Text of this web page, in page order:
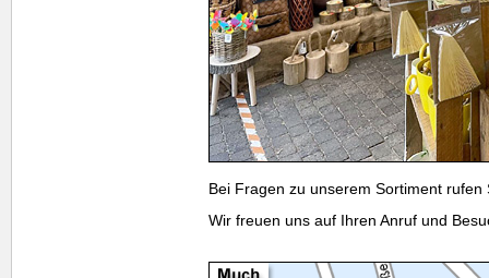
Bei Fragen zu unserem Sortiment
Wir freuen uns auf Ihren Anruf und